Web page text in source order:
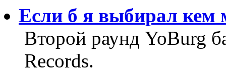
Если б я выбирал кем
Второй раунд YoBurg
Records.